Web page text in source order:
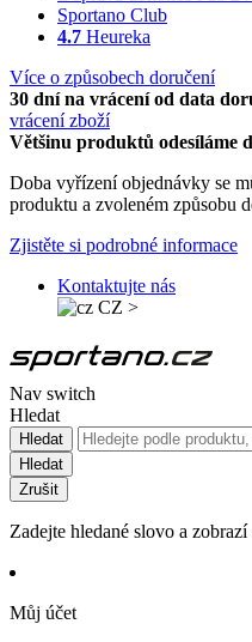
Sportano Club
4.7 Heureka
Více o způsobech doručení
30 dní na vrácení od data
vrácení zboží
Většinu produktů odesíláme
Doba vyřízení objednávky se
produktu a zvoleném způsobu
Zjistěte si podrobné informace
Kontaktujte nás
CZ >
Nav switch
Hledat
Hledat
Hledat
Zrušit
Zadejte hledané slovo a zobrazí
Můj účet